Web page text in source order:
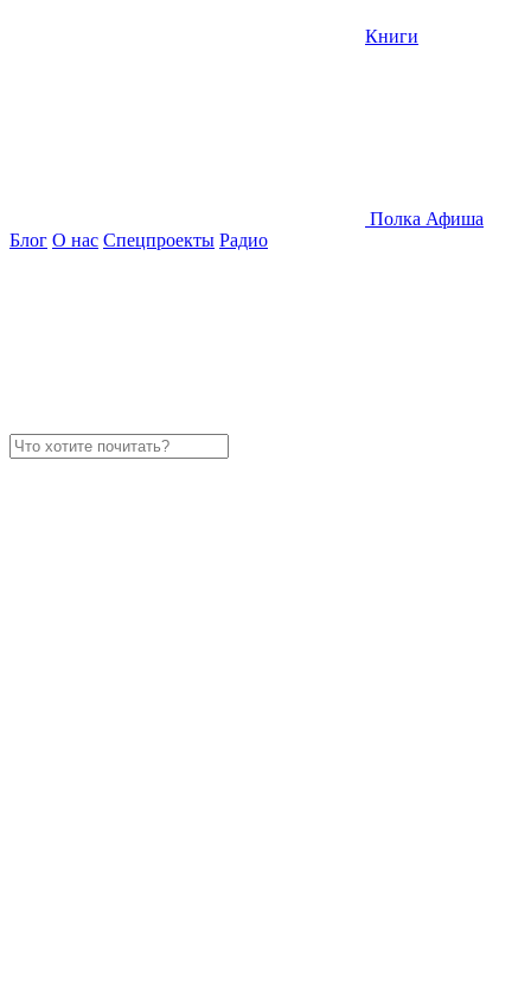
Книги
Полка Афиша
Блог О нас Спецпроекты Радио